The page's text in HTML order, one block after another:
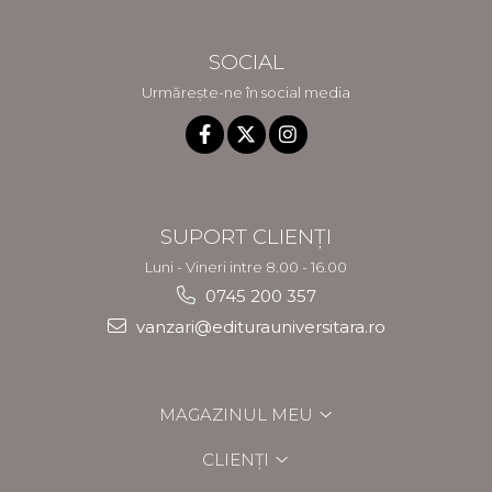
SOCIAL
Urmărește-ne în social media
SUPORT CLIENȚI
Luni - Vineri intre 8.00 - 16.00
0745 200 357
vanzari@editurauniversitara.ro
MAGAZINUL MEU
CLIENȚI